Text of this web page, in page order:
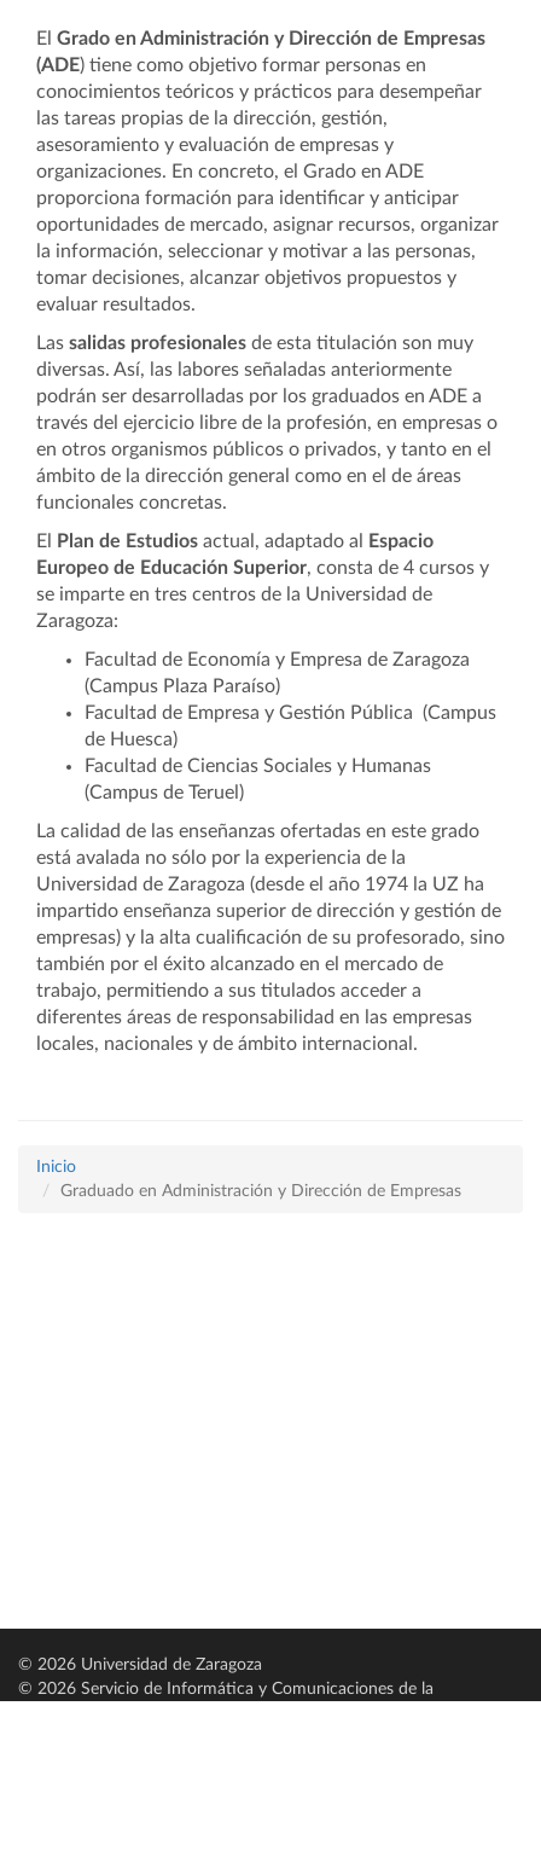
El Grado en Administración y Dirección de Empresas
(ADE) tiene como objetivo formar personas en
conocimientos teóricos y prácticos para desempeñar
las tareas propias de la dirección, gestión,
asesoramiento y evaluación de empresas y
organizaciones. En concreto, el Grado en ADE
proporciona formación para identificar y anticipar
oportunidades de mercado, asignar recursos, organizar
la información, seleccionar y motivar a las personas,
tomar decisiones, alcanzar objetivos propuestos y
evaluar resultados.
Las salidas profesionales de esta titulación son muy
diversas. Así, las labores señaladas anteriormente
podrán ser desarrolladas por los graduados en ADE a
través del ejercicio libre de la profesión, en empresas o
en otros organismos públicos o privados, y tanto en el
ámbito de la dirección general como en el de áreas
funcionales concretas.
El
Plan de Estudios actual, adaptado al
Espacio
Europeo de Educación Superior, consta de 4 cursos y
se imparte en tres centros de la Universidad de
Zaragoza:
Facultad de Economía y Empresa de Zaragoza
(Campus Plaza Paraíso)
Facultad de Empresa y Gestión Pública (Campus
de Huesca)
Facultad de Ciencias Sociales y Humanas
(Campus de Teruel)
La calidad de las enseñanzas ofertadas en este grado
está avalada no sólo por la experiencia de la
Universidad de Zaragoza (desde el año 1974 la UZ ha
impartido enseñanza superior de dirección y gestión de
empresas) y la alta cualificación de su profesorado, sino
también por el éxito alcanzado en el mercado de
trabajo, permitiendo a sus titulados acceder a
diferentes áreas de responsabilidad en las empresas
locales, nacionales y de ámbito internacional.
Inicio
Graduado en Administración y Dirección de Empresas
© 2026 Universidad de Zaragoza
© 2026 Servicio de Informática y Comunicaciones de la